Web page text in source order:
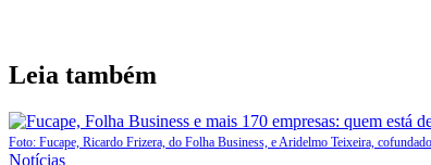
Leia também
Foto: Fucape, Ricardo Frizera, do Folha Business, e Aridelmo Teixeira,
Posted
Notícias